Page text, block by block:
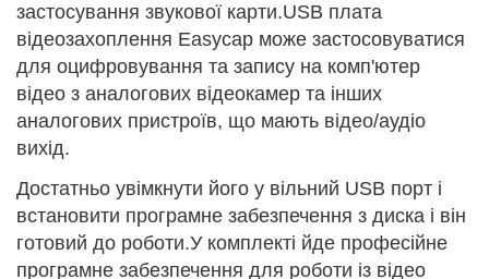
застосування звукової карти.USB плата
відеозахоплення Easycap може застосовуватися
для оцифровування та запису на комп'ютер
відео з аналогових відеокамер та інших
аналогових пристроїв, що мають відео/аудіо
вихід.
Достатньо увімкнути його у вільний USB порт і
встановити програмне забезпечення з диска і він
готовий до роботи.У комплекті йде професійне
програмне забезпечення для роботи із відео